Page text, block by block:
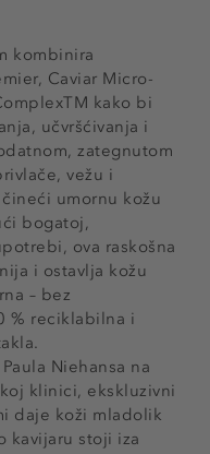
kombinira
Caviar Micro-
kako bi
učvršćivanja i
zategnutom
vežu i
umornu kožu
bogatoj,
ova raskošna
i ostavlja kožu
– bez
% reciklabilna i
Niehansa na
klinici, ekskluzivni
daje koži mladolik
kavijaru stoji iza